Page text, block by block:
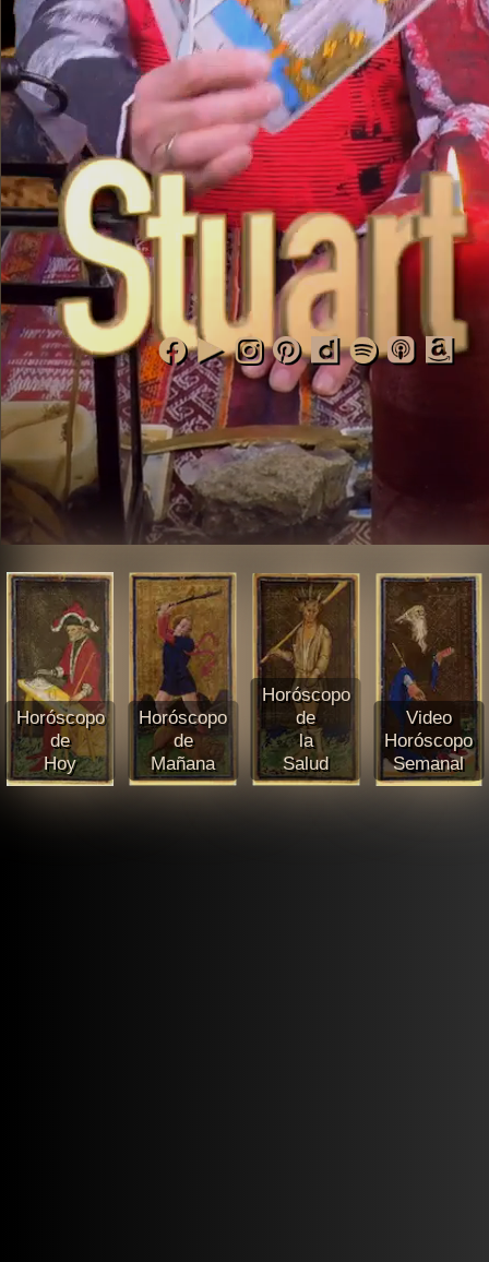
Horóscopo
de
Hoy
Horóscopo
de
Mañana
Horóscopo
de
la
Salud
Video
Horóscopo
Semanal